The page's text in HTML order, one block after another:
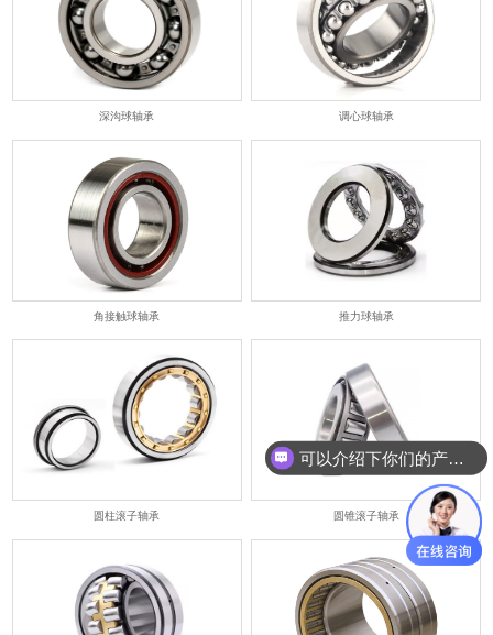
深沟球轴承 调心球轴承
角接触球轴承 推力球轴承
圆柱滚子轴承 圆锥滚子轴承
可以介绍下你们的产品么